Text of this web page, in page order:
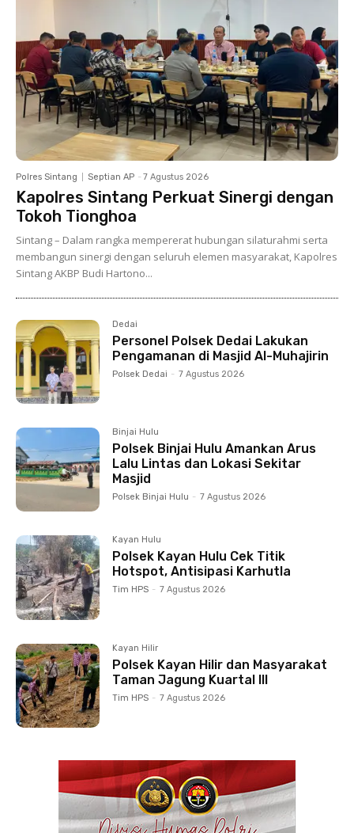
Polres Sintang Septian AP - 7 Agustus 2026
Kapolres Sintang Perkuat Sinergi dengan
Tokoh Tionghoa
Sintang – Dalam rangka mempererat hubungan silaturahmi serta
membangun sinergi dengan seluruh elemen masyarakat, Kapolres
Sintang AKBP Budi Hartono...
Dedai
Personel Polsek Dedai Lakukan
Pengamanan di Masjid Al-Muhajirin
Polsek Dedai - 7 Agustus 2026
Binjai Hulu
Polsek Binjai Hulu Amankan Arus
Lalu Lintas dan Lokasi Sekitar
Masjid
Polsek Binjai Hulu - 7 Agustus 2026
Kayan Hulu
Polsek Kayan Hulu Cek Titik
Hotspot, Antisipasi Karhutla
Tim HPS - 7 Agustus 2026
Kayan Hilir
Polsek Kayan Hilir dan Masyarakat
Taman Jagung Kuartal III
Tim HPS - 7 Agustus 2026